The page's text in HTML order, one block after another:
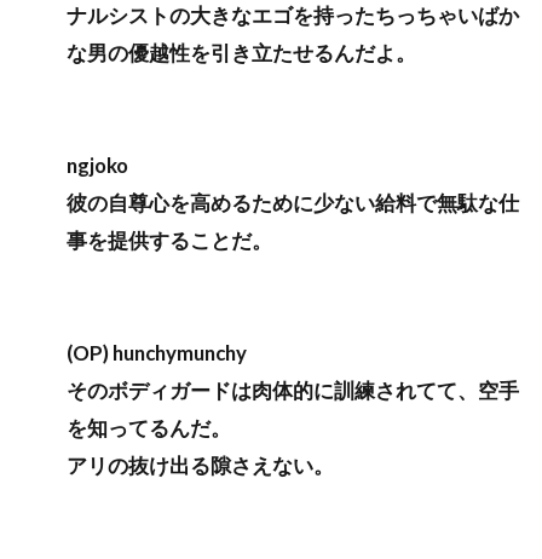
ナルシストの大きなエゴを持ったちっちゃいばか
な男の優越性を引き立たせるんだよ。
ngjoko
彼の自尊心を高めるために少ない給料で無駄な仕
事を提供することだ。
(OP) hunchymunchy
そのボディガードは肉体的に訓練されてて、空手
を知ってるんだ。
アリの抜け出る隙さえない。